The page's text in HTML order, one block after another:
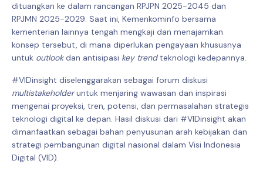
dituangkan ke dalam rancangan RPJPN 2025-2045 dan
RPJMN 2025-2029. Saat ini, Kemenkominfo bersama
kementerian lainnya tengah mengkaji dan menajamkan
konsep tersebut, di mana diperlukan pengayaan khususnya
untuk outlookdan antisipasi key trendteknologi kedepannya.
#VIDinsight diselenggarakan sebagai forum diskusi
multistakeholderuntuk menjaring wawasan dan inspirasi
mengenai proyeksi, tren, potensi, dan permasalahan strategis
teknologi digital ke depan. Hasil diskusi dari #VIDinsight akan
dimanfaatkan sebagai bahan penyusunan arah kebijakan dan
strategi pembangunan digital nasional dalam Visi Indonesia
Digital (VID).